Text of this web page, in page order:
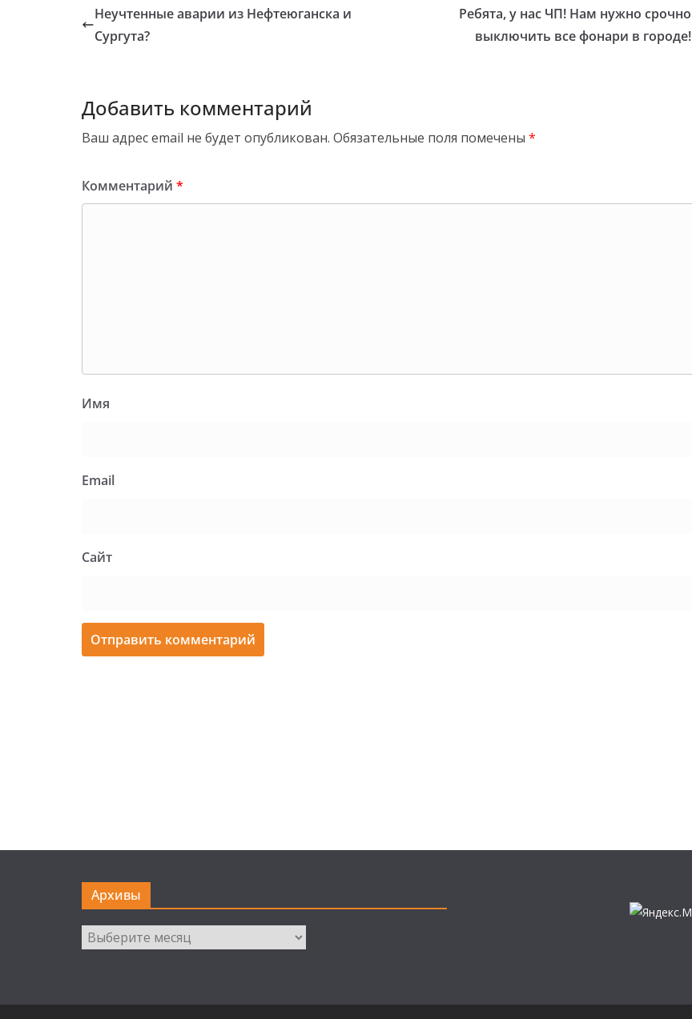
Неучтенные аварии из Нефтеюганска и
Сургута?
Ребята, у нас ЧП! Нам нужно срочно
выключить все фонари в городе!
Добавить комментарий
Ваш адрес email не будет опубликован. Обязательные поля помечены *
Комментарий *
Имя
Email
Сайт
Архивы
Архивы